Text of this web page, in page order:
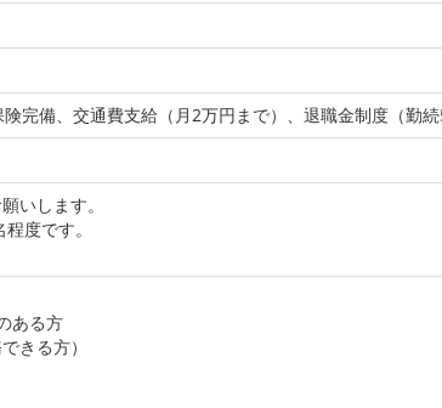
完備、交通費支給（月2万円まで）、退職金制度（勤
いします。
度です。
ある方
きる方）